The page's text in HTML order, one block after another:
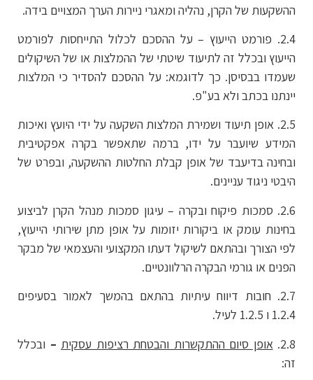
ההשקעות של הקרן, נהליה ומאגרי ניירות הערך המצויים בידה.
2.4. פורמט הייעוץ – על ההסכם לכלול התייחסות לפורמט
הייעוץ ובכלל זה לתיעוד שיטתי של ההמלצות או של השיקולים
שעמדו בבסיסן. כך לדוגמא: על ההסכם להסדיר כי המלצות
יינתנו בכתב ולא בע"פ.
2.5. אופן תיעוד ושמירת המלצות השקעה על ידי היועץ ואיכות
המידע שיועבר על ידו, ברמה שתאפשר בקרה אפקטיבית
ובחינה בדיעבד של אופן קבלת החלטות ההשקעה, ובפרט של
היבטי ניגוד עניינים.
2.6. סמכות פיקוח ובקרה – עיגון סמכות מנהל הקרן לביצוע
בחינות עומק או ביקורות יזומות על אופן מתן שירותי הייעוץ,
לפי הצורך ובהתאם לשיקול דעתו המקצועי והעצמאי של מבקר
הפנים או גורמי הבקרה הרלוונטיים.
2.7. חובות דיווח עיתיות בהתאם בהמשך לאמור בסעיפים
2.8. אופן סיום ההתקשרות והבטחת רציפות עסקית – ובכלל
זה: